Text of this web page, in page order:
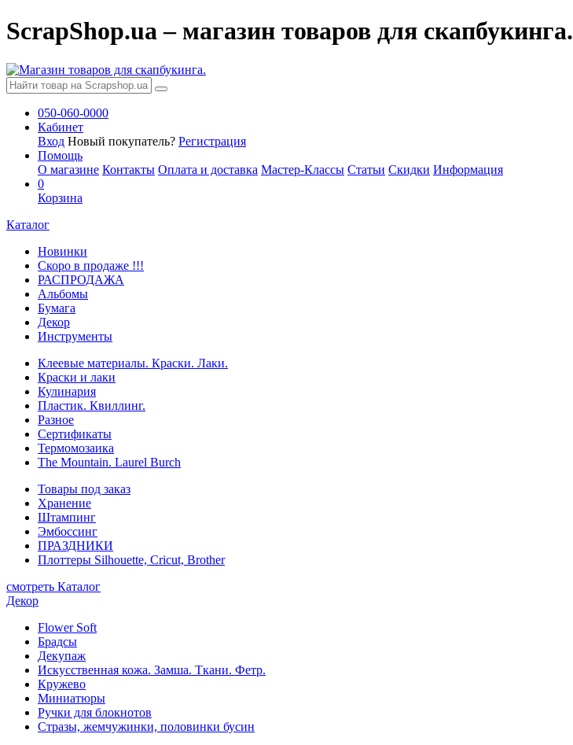
ScrapShop.ua – магазин товаров для скапбукинга.
050-060-0000
Кабинет
Вход Новый покупатель? Регистрация
Помощь
О магазине Контакты Оплата и доставка Мастер-Классы Статьи Скидки Информация
0
Корзина
Каталог
Новинки
Скоро в продаже !!!
РАСПРОДАЖА
Альбомы
Бумага
Декор
Инструменты
Клеевые материалы. Краски. Лаки.
Краски и лаки
Кулинария
Пластик. Квиллинг.
Разное
Сертификаты
Термомозаика
The Mountain. Laurel Burch
Товары под заказ
Хранение
Штампинг
Эмбоссинг
ПРАЗДНИКИ
Плоттеры Silhouette, Cricut, Brother
смотреть Каталог
Декор
Flower Soft
Брадсы
Декупаж
Искусственная кожа. Замша. Ткани. Фетр.
Кружево
Миниатюры
Ручки для блокнотов
Стразы, жемчужинки, половинки бусин